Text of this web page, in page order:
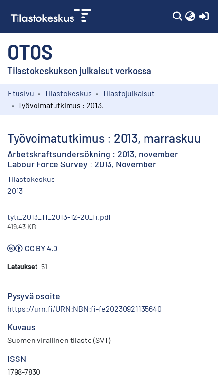
OTOS
Tilastokeskuksen julkaisut verkossa
Kokoelmat
Etusivu Tilastokeskus
Tilastojulkaisut
Työvoimatutkimus : 2013, marraskuu
Arbetskraftsundersökning : 2013, november
Labour Force Survey : 2013, November
Tilastokeskus
2013
tyti_2013_11_2013-12-20_fi.pdf
419.43 KB
CC BY 4.0
Lataukset 51
Pysyvä osoite
https://urn.fi/URN:NBN:fi-fe20230921135640
Kuvaus
Suomen virallinen tilasto (SVT)
ISSN
1798-7830